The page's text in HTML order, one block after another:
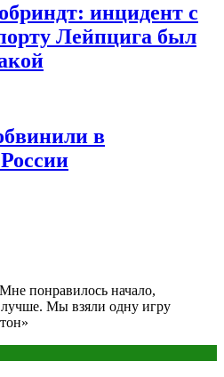
инцидент с
Лейпцига был
в
понравилось начало,
Мы взяли одну игру